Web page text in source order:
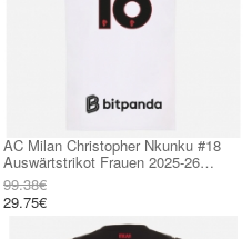
AC Milan Christopher Nkunku #18
Auswärtstrikot Frauen 2025-26
Kurzarm
99.38€
29.75€